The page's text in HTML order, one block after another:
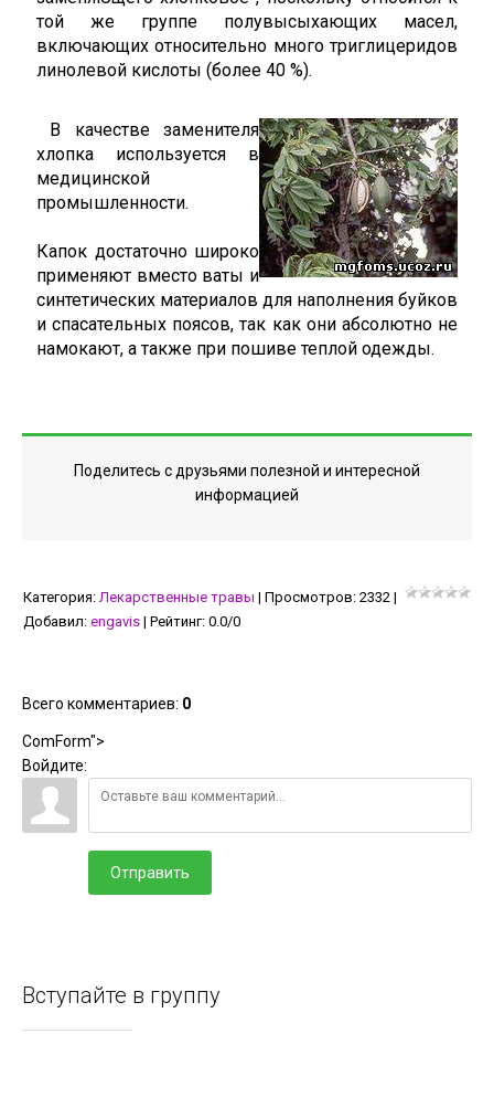
той же группе полувысыхающих масел,
включающих относительно много триглицеридов
линолевой кислоты (более 40 %).
В качестве заменителя
хлопка используется в
медицинской
промышленности.
Капок достаточно широко
применяют вместо ваты и
синтетических материалов для наполнения буйков
и спасательных поясов, так как они абсолютно не
намокают, а также при пошиве теплой одежды.
Поделитесь с друзьями полезной и интересной
информацией
Категория: Лекарственные травы | Просмотров: 2332 |
Добавил: engavis | Рейтинг: 0.0/0
Всего комментариев: 0
ComForm">
Войдите:
Отправить
Вступайте в группу